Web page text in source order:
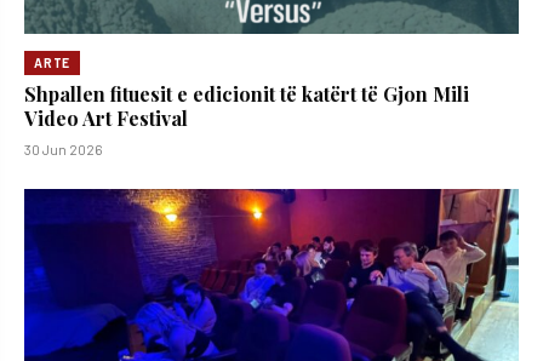
ARTE
Shpallen fituesit e edicionit të katërt të Gjon Mili
Video Art Festival
30 Jun 2026